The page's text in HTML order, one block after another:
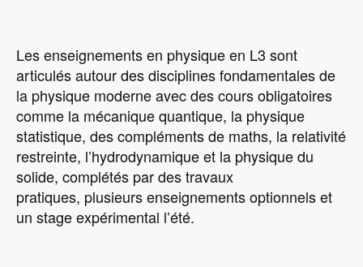
Les enseignements en physique en L3 sont
articulés autour des disciplines fondamentales de
la physique moderne avec des cours obligatoires
comme la mécanique quantique, la physique
statistique, des compléments de maths, la relativité
restreinte, l’hydrodynamique et la physique du
solide, complétés par des travaux
pratiques, plusieurs enseignements optionnels et
un stage expérimental l’été.